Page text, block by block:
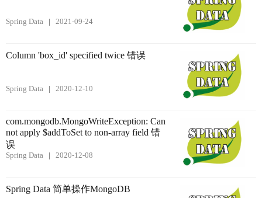
Spring Data 2021-09-24
Column 'box_id' specified twice 错误
Spring Data 2020-12-10
com.mongodb.MongoWriteException: Can
not apply $addToSet to non-array field 错
误
Spring Data 2020-12-08
Spring Data 简单操作MongoDB